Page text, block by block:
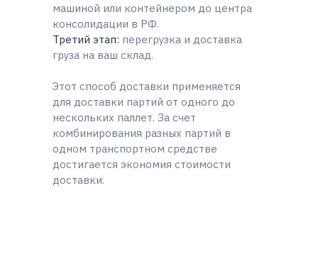
машиной или контейнером до центра
консолидации в РФ.
Третий этап: перегрузка и доставка
груза на ваш склад.
Этот способ доставки применяется
для доставки партий от одного до
нескольких паллет. За счет
комбинирования разных партий в
одном транспортном средстве
достигается экономия стоимости
доставки.